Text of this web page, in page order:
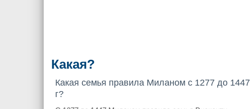
Какая?
Какая семья правила Миланом с 1277 до 1447
г?